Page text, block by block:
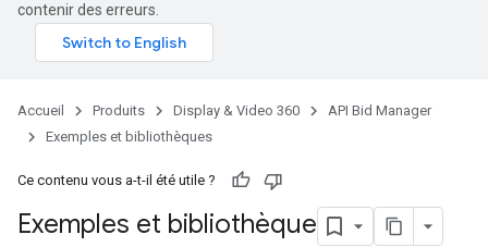
contenir des erreurs.
Accueil Produits Display & Video 360
API Bid Manager
Exemples et bibliothèques
Ce contenu vous a-t-il été utile ?
Exemples et bibliothèque